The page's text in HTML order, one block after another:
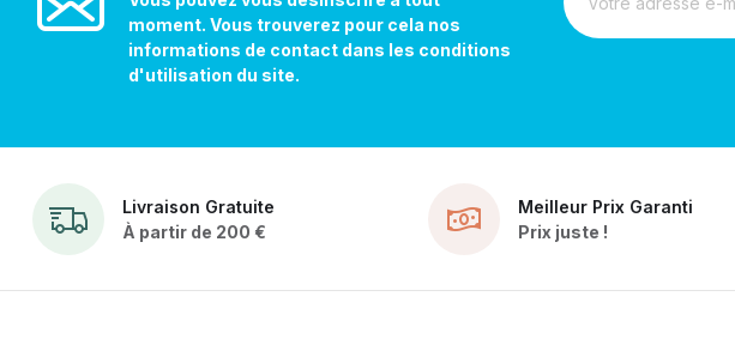
moment. Vous trouverez pour cela nos
informations de contact dans les conditions
d'utilisation du site.
Livraison Gratuite
À partir de 200 €
Meilleur Prix Garanti
Prix juste !